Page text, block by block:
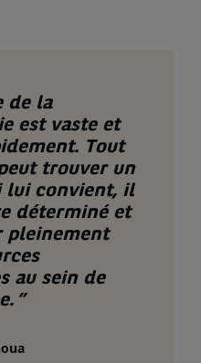
de la
est vaste et
Tout
trouver un
lui convient, il
déterminé et
pleinement
au sein de
”